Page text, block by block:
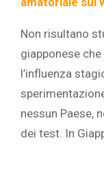
Non risultano
giapponese
l’influenza
nessun Paese,
dei test. In